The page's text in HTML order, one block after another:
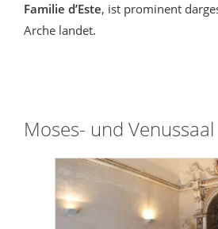
Familie d’Este, ist prominent
Arche landet.
Moses- und Venussaal